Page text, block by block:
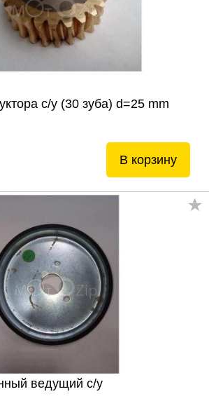
с/у (30 зуба) d=25 mm
В корзину
ведущий с/у